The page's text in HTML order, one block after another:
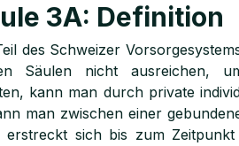
3A: Definition
des Schweizer
Säulen nicht ausreichen,
kann man durch private
man zwischen einer
erstreckt sich bis zum